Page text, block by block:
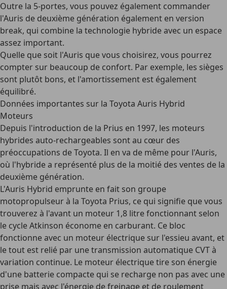
Outre la 5-portes, vous pouvez également commander
l'Auris de deuxième génération également en version
break, qui combine la technologie hybride avec un espace
assez important.
Quelle que soit l'Auris que vous choisirez, vous pourrez
compter sur beaucoup de confort. Par exemple, les sièges
sont plutôt bons, et l'amortissement est également
équilibré.
Données importantes sur la Toyota Auris Hybrid
Moteurs
Depuis l'introduction de la Prius en 1997, les moteurs
hybrides auto-rechargeables sont au cœur des
préoccupations de Toyota. Il en va de même pour l'Auris,
où l'hybride a représenté plus de la moitié des ventes de la
deuxième génération.
L'Auris Hybrid emprunte en fait son groupe
motopropulseur à la Toyota Prius, ce qui signifie que vous
trouverez à l'avant un moteur 1,8 litrefonctionnant selon
le cycle Atkinson économe en carburant. Ce bloc
fonctionne avec un moteur électrique sur l'essieu avant, et
le tout est relié par une transmission automatique CVT à
variation continue. Le moteur électrique tire son énergie
d'une batterie compacte qui se recharge non pas avec une
prise mais avec l'énergie de freinage et de roulement